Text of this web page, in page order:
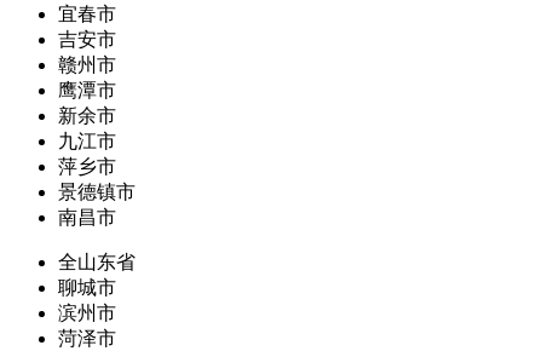
宜春市
吉安市
赣州市
鹰潭市
新余市
九江市
萍乡市
景德镇市
南昌市
全山东省
聊城市
滨州市
菏泽市